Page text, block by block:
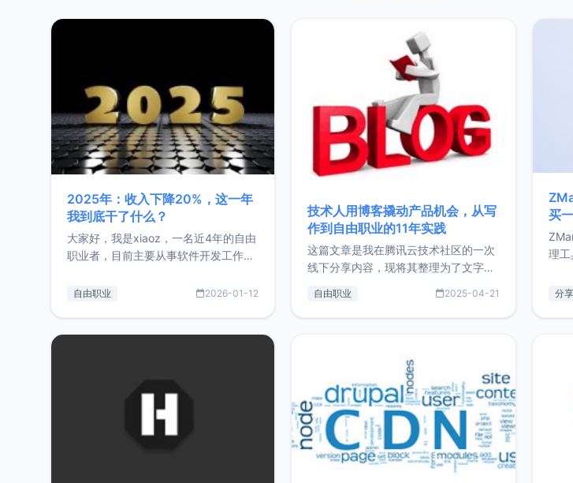
2025年：收入下降20%，这一年
我到底干了什么？
大家好，我是xiaoz，一名近4年的自由
职业者，目前主要从事软件开发工作。
的总结，内容主要包括：工作、学习、
自由职业 2026-01-12
技术人用博客撬动产品机会，从写
作到自由职业的11年实践
这篇文章是我在腾讯云技术社区的一次
线下分享内容，现将其整理为了文字
版，分享了写博客11年来的经历，以及
通过博客过渡到做产品和走向自由职业
的一个小故事。文中还首次公开了我的
前从事服务器运维相关工作，现在已经
转自由职业3年，目前
自由职业 2025-04-21
买
理
做
量
分